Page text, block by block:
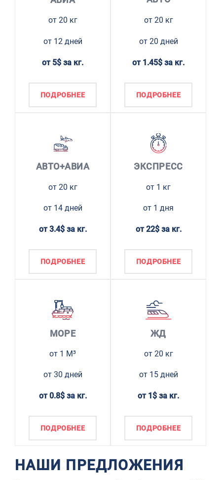
от 20 кг
от 12 дней
от 5$ за кг.
ПОДРОБНЕЕ
от 20 кг
от 20 дней
от 1.45$ за кг.
ПОДРОБНЕЕ
АВТО+АВИА
от 20 кг
от 14 дней
от 3.4$ за кг.
ПОДРОБНЕЕ
ЭКСПРЕСС
от 1 кг
от 1 дня
от 22$ за кг.
ПОДРОБНЕЕ
МОРЕ
от 1 М³
от 30 дней
от 0.8$ за кг.
ПОДРОБНЕЕ
ЖД
от 20 кг
от 15 дней
от 1$ за кг.
ПОДРОБНЕЕ
НАШИ ПРЕДЛОЖЕНИЯ